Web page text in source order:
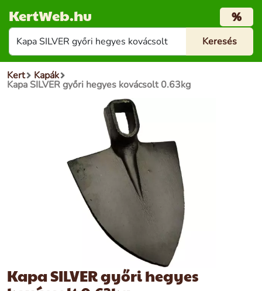
KertWeb.hu %
Kert Kapák
Kapa SILVER győri hegyes kovácsolt 0.63kg
Kapa SILVER győri hegyes